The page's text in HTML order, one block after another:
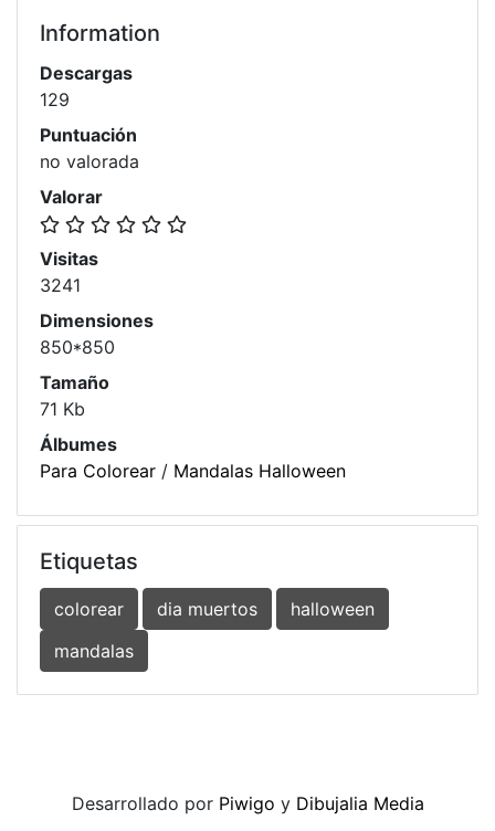
Information
Descargas
129
Puntuación
no valorada
Valorar
Visitas
3241
Dimensiones
850*850
Tamaño
71 Kb
Álbumes
Para Colorear / Mandalas Halloween
Etiquetas
colorear dia muertos
halloween
mandalas
Desarrollado por Piwigo y Dibujalia Media